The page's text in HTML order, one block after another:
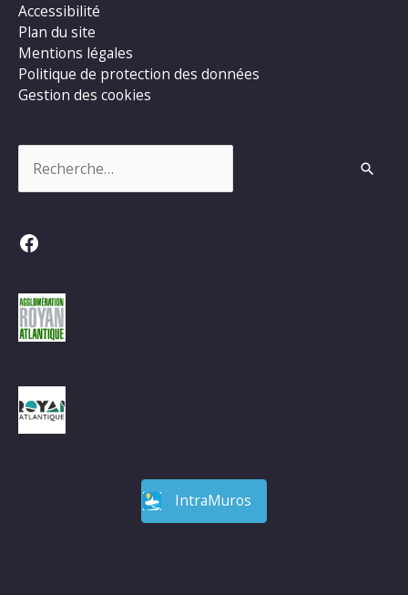
Accessibilité
Plan du site
Mentions légales
Politique de protection des données
Gestion des cookies
Facebook
IntraMuros